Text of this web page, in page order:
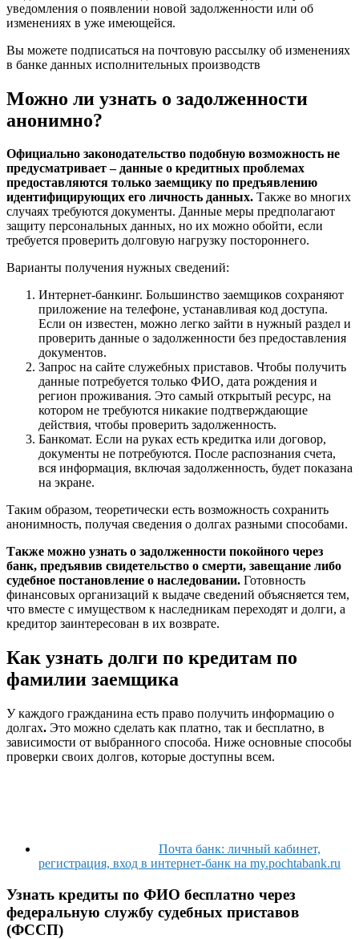
уведомления о появлении новой задолженности или об
изменениях в уже имеющейся.
Вы можете подписаться на почтовую рассылку об изменениях
в банке данных исполнительных производств
Можно ли узнать о задолженности
анонимно?
Официально законодательство подобную возможность не
предусматривает – данные о кредитных проблемах
предоставляются только заемщику по предъявлению
идентифицирующих его личность данных. Также во многих
случаях требуются документы. Данные меры предполагают
защиту персональных данных, но их можно обойти, если
требуется проверить долговую нагрузку постороннего.
Варианты получения нужных сведений:
Интернет-банкинг. Большинство заемщиков сохраняют
приложение на телефоне, устанавливая код доступа.
Если он известен, можно легко зайти в нужный раздел и
проверить данные о задолженности без предоставления
документов.
Запрос на сайте служебных приставов. Чтобы получить
данные потребуется только ФИО, дата рождения и
регион проживания. Это самый открытый ресурс, на
котором не требуются никакие подтверждающие
действия, чтобы проверить задолженность.
Банкомат. Если на руках есть кредитка или договор,
документы не потребуются. После распознания счета,
вся информация, включая задолженность, будет показана
на экране.
Таким образом, теоретически есть возможность сохранить
анонимность, получая сведения о долгах разными способами.
Также можно узнать о задолженности покойного через
банк, предъявив свидетельство о смерти, завещание либо
судебное постановление о наследовании. Готовность
финансовых организаций к выдаче сведений объясняется тем,
что вместе с имуществом к наследникам переходят и долги, а
кредитор заинтересован в их возврате.
Как узнать долги по кредитам по
фамилии заемщика
У каждого гражданина есть право получить информацию о
долгах. Это можно сделать как платно, так и бесплатно, в
зависимости от выбранного способа. Ниже основные способы
проверки своих долгов, которые доступны всем.
Почта банк: личный кабинет,
регистрация, вход в интернет-банк на my.pochtabank.ru
Узнать кредиты по ФИО бесплатно через
федеральную службу судебных приставов
(ФССП)